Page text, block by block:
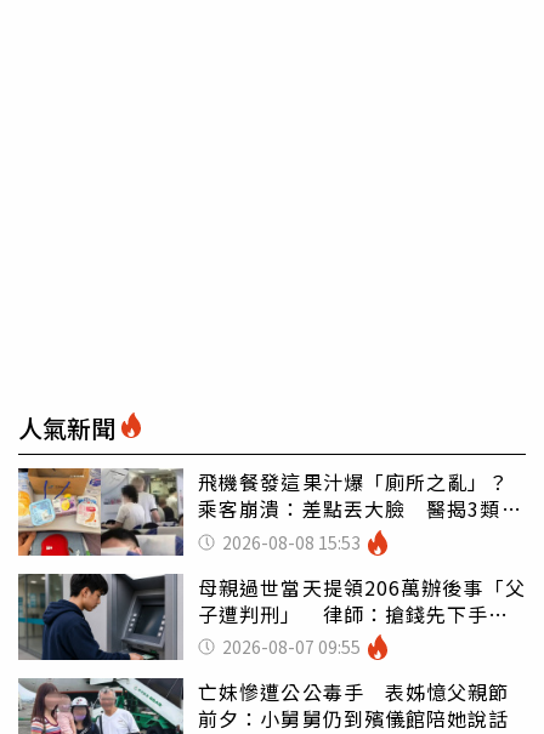
人氣新聞
飛機餐發這果汁爆「廁所之亂」？
乘客崩潰：差點丟大臉 醫揭3類人
別亂喝
2026-08-08 15:53
母親過世當天提領206萬辦後事「父
子遭判刑」 律師：搶錢先下手是
罪 2026-08-07 09:55
亡妹慘遭公公毒手 表姊憶父親節
前夕：小舅舅仍到殯儀館陪她說話